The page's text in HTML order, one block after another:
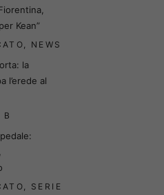
Kean”
, NEWS
la
l’erede al
B
, SERIE